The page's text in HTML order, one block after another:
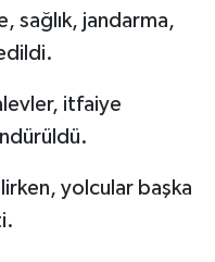
sağlık, jandarma,
itfaiye
yolcular başka